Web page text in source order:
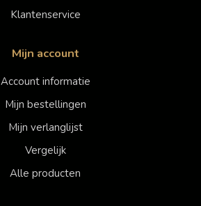
Klantenservice
Mijn account
Account informatie
Mijn bestellingen
Mijn verlanglijst
Vergelijk
Alle producten